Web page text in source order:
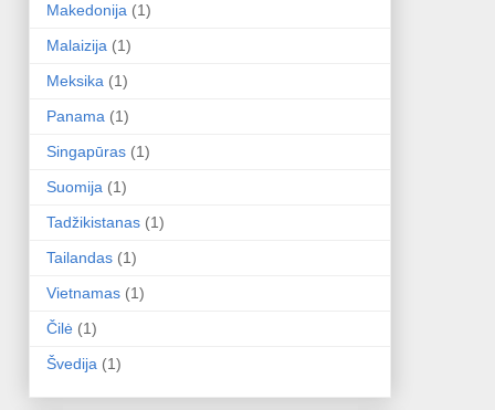
Makedonija (1)
Malaizija (1)
Meksika (1)
Panama (1)
Singapūras (1)
Suomija (1)
Tadžikistanas (1)
Tailandas (1)
Vietnamas (1)
Čilė (1)
Švedija (1)